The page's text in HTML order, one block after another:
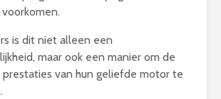
is dit niet alleen een
maar ook een manier om de
prestaties van hun geliefde motor te